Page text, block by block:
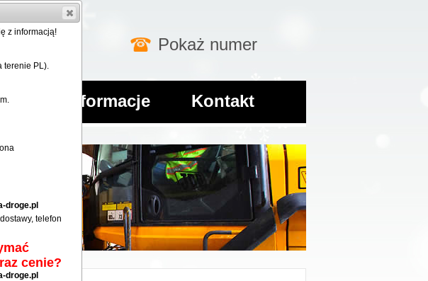
Pokaż numer
Informacje Kontakt
z informacją!
terenie PL).
droge.pl
telefon
cenie?
droge.pl